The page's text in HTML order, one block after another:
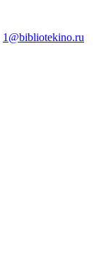
1@bibliotekino.ru